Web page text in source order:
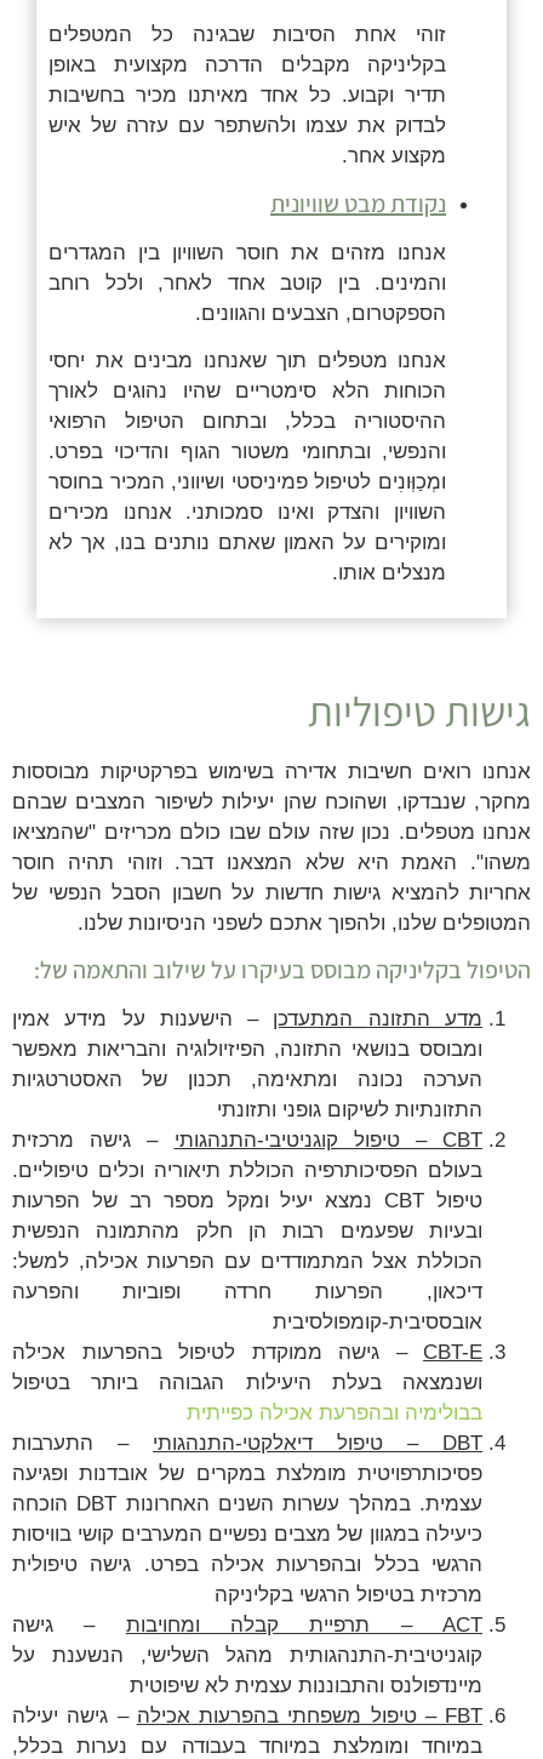
זוהי אחת הסיבות שבגינה כל המטפלים
בקליניקה מקבלים הדרכה מקצועית באופן
תדיר וקבוע. כל אחד מאיתנו מכיר בחשיבות
לבדוק את עצמו ולהשתפר עם עזרה של איש
מקצוע אחר.
נקודת מבט שוויונית
אנחנו מזהים את חוסר השוויון בין המגדרים
והמינים.בין קוטב אחד לאחר, ולכל רוחב
הספקטרום, הצבעים והגוונים.
אנחנו מטפלים תוך שאנחנו מבינים את יחסי
הכוחות הלא סימטריים שהיו נהוגים לאורך
ההיסטוריה בכלל, ובתחום הטיפול הרפואי
והנפשי, ובתחומי משטור הגוף והדיכוי בפרט.
ומְכַוְּונִים לטיפול פמיניסטי ושיווני, המכיר בחוסר
השוויון והצדק ואינו סמכותני.אנחנו מכירים
ומוקירים על האמון שאתם נותנים בנו, אך לא
מנצלים אותו.
גישות טיפוליות
אנחנו רואים חשיבות אדירה בשימוש בפרקטיקות מבוססות
מחקר, שנבדקו, ושהוכחשהן יעילות לשיפור המצבים שבהם
אנחנו מטפלים. נכון שזה עולם שבו כולם מכריזים "שהמציאו
משהו". האמת היא שלא המצאנו דבר. וזוהי תהיה חוסר
אחריות להמציא גישות חדשות על חשבון הסבל הנפשי של
המטופלים שלנו, ולהפוך אתכם לשפני הניסיונות שלנו.
הטיפול בקליניקה מבוסס בעיקרו על שילוב והתאמה של:
מדע התזונה המתעדכן – הישענות על מידע אמין
ומבוסס בנושאי התזונה, הפיזיולוגיה והבריאות מאפשר
הערכה נכונה ומתאימה, תכנון של האסטרטגיות
התזונתיות לשיקום גופני ותזונתי
CBT
– טיפול קוגניטיבי-התנהגותי – גישה מרכזית
בעולם הפסיכותרפיה הכוללת תיאוריה וכלים טיפוליים.
טיפול CBT נמצא יעיל ומקל מספר רב של הפרעות
ובעיות שפעמים רבות הן חלק מהתמונה הנפשית
הכוללת אצל המתמודדים עם הפרעות אכילה, למשל:
דיכאון, הפרעות חרדה ופוביות והפרעה
אובססיבית-קומפולסיבית
CBT-E – גישה ממוקדת לטיפול בהפרעות אכילה
ושנמצאה בעלת היעילות הגבוהה ביותר בטיפול
בבולימיה ובהפרעת אכילה כפייתית
DBT – טיפול דיאלקטי-התנהגותי – התערבות
פסיכותרפויטית מומלצת במקרים של אובדנות ופגיעה
עצמית. במהלך עשרות השנים האחרונות DBT הוכחה
כיעילה במגוון של מצבים נפשיים המערבים קושי בוויסות
הרגשי בכלל ובהפרעות אכילה בפרט. גישה טיפולית
מרכזית בטיפול הרגשי בקליניקה
ACT– תרפיית קבלה ומחויבות – גישה
קוגניטיבית-התנהגותית מהגל השלישי, הנשענת על
מיינדפולנס והתבוננות עצמית לא שיפוטית
FBT – טיפול משפחתי בהפרעות אכילה – גישה יעילה
במיוחד ומומלצת במיוחד בעבודה עם נערות בכלל,